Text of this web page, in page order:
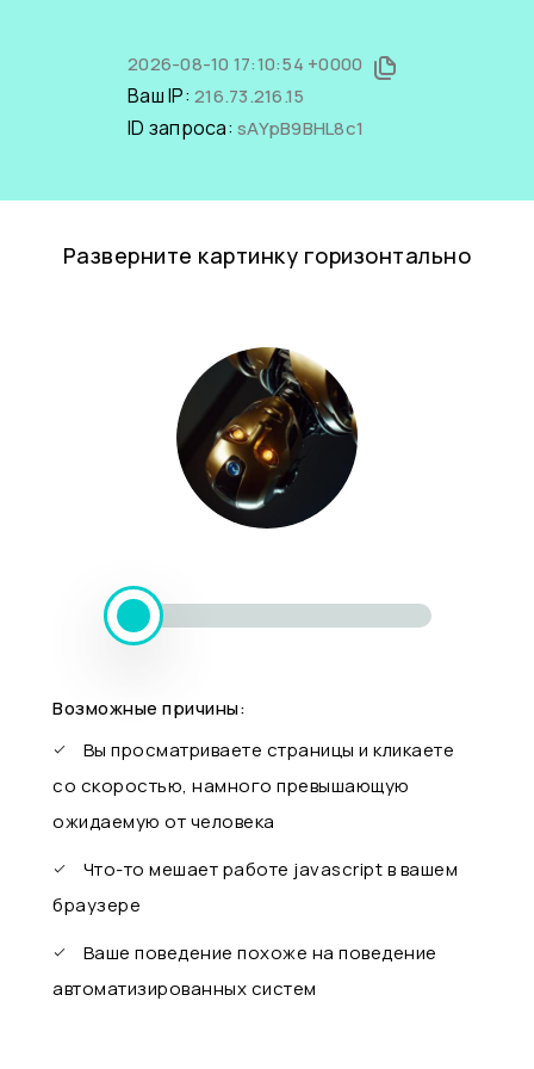
2026-08-10 17:10:54 +0000
Ваш IP: 216.73.216.15
ID запроса: sAYpB9BHL8c1
Разверните картинку горизонтально
Возможные причины:
Вы просматриваете страницы и кликаете
со скоростью, намного превышающую
ожидаемую от человека
Что-то мешает работе javascript в вашем
браузере
Ваше поведение похоже на поведение
автоматизированных систем